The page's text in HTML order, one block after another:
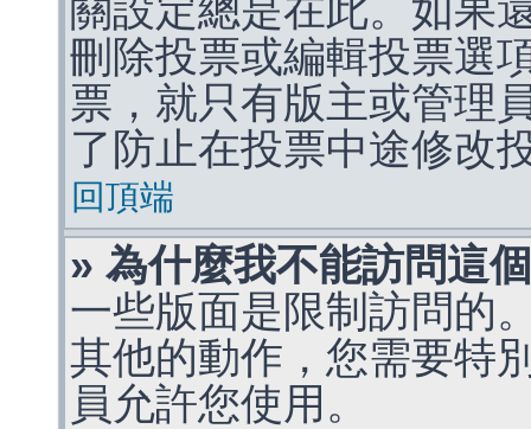
關設定總是在此。如果
刪除投票或編輯投票選
票，就只有版主或管理
了防止在投票中途修改
回頂端
» 為什麼我不能訪問這
一些版面是限制訪問的
其他的動作，您需要特
員允許您使用。